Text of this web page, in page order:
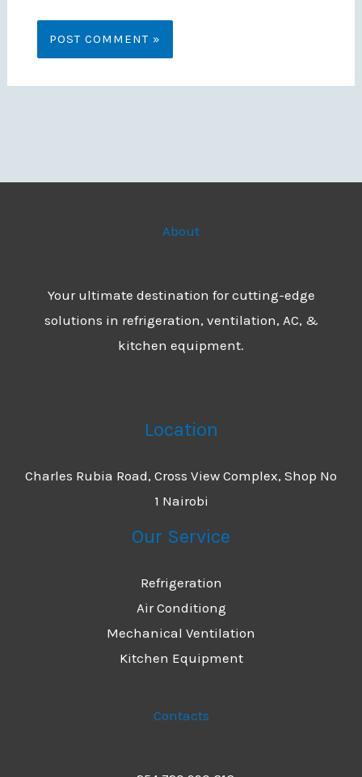
About
Your ultimate destination for cutting-edge
solutions in refrigeration, ventilation, AC, &
kitchen equipment.
Location
Charles Rubia Road, Cross View Complex, Shop No
1 Nairobi
Our Service
Refrigeration
Air Conditiong
Mechanical Ventilation
Kitchen Equipment
Contacts